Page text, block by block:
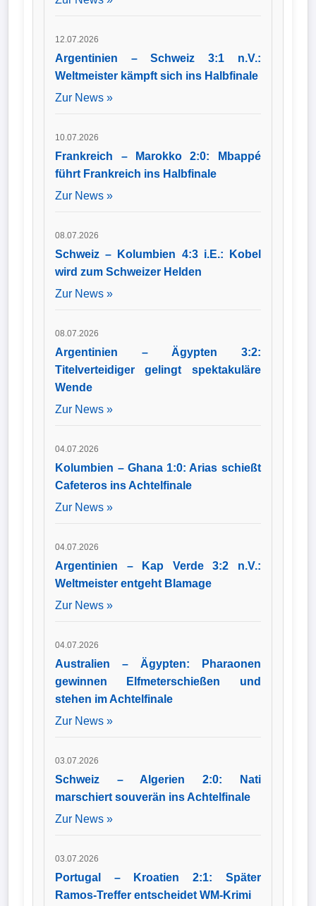
12.07.2026
Argentinien – Schweiz 3:1 n.V.:
Weltmeister kämpft sich ins Halbfinale
Zur News »
10.07.2026
Frankreich – Marokko 2:0: Mbappé
führt Frankreich ins Halbfinale
Zur News »
08.07.2026
Schweiz – Kolumbien 4:3 i.E.: Kobel
wird zum Schweizer Helden
Zur News »
08.07.2026
Argentinien – Ägypten 3:2:
Titelverteidiger gelingt spektakuläre
Wende
Zur News »
04.07.2026
Kolumbien – Ghana 1:0: Arias schießt
Cafeteros ins Achtelfinale
Zur News »
04.07.2026
Argentinien – Kap Verde 3:2 n.V.:
Weltmeister entgeht Blamage
Zur News »
04.07.2026
Australien – Ägypten: Pharaonen
gewinnen Elfmeterschießen und
stehen im Achtelfinale
Zur News »
03.07.2026
Schweiz – Algerien 2:0: Nati
marschiert souverän ins Achtelfinale
Zur News »
03.07.2026
Portugal – Kroatien 2:1: Später
Ramos-Treffer entscheidet WM-Krimi